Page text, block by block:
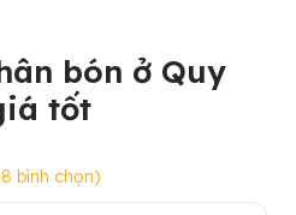
bón ở Quy
tốt
bình chọn)